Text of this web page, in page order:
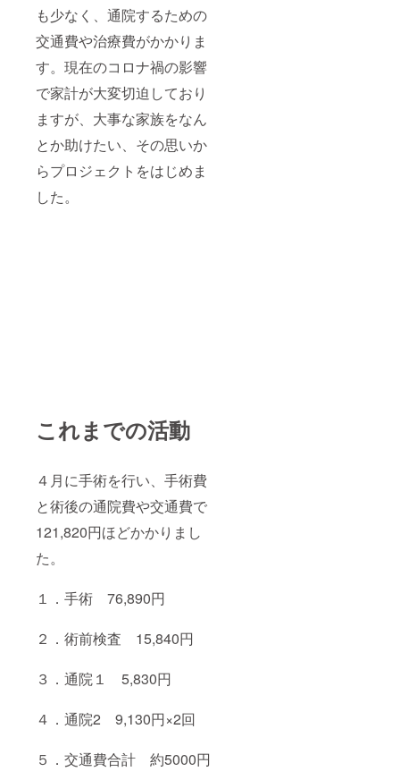
も少なく、通院するための
交通費や治療費がかかりま
す。現在のコロナ禍の影響
で家計が大変切迫しており
ますが、大事な家族をなん
とか助けたい、その思いか
らプロジェクトをはじめま
した。
これまでの活動
４月に手術を行い、手術費
と術後の通院費や交通費で
121,820円ほどかかりまし
た。
１．手術 76,890円
２．術前検査 15,840円
３．通院１ 5,830円
４．通院2 9,130円×2回
５．交通費合計 約5000円